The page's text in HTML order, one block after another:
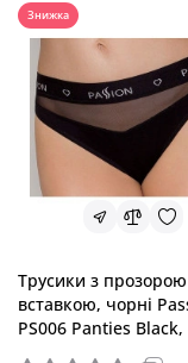
Знижка
Трусики з прозорою
вставкою, чорні
PS006 Panties Black,